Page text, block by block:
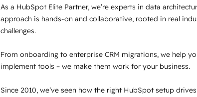
As a HubSpot Elite Partner, we’re experts in data
approach is hands-on and collaborative, rooted in real
challenges.
From onboarding to enterprise CRM migrations, we help
implement tools – we make them work for your business.
Since 2010, we’ve seen how the right HubSpot setup